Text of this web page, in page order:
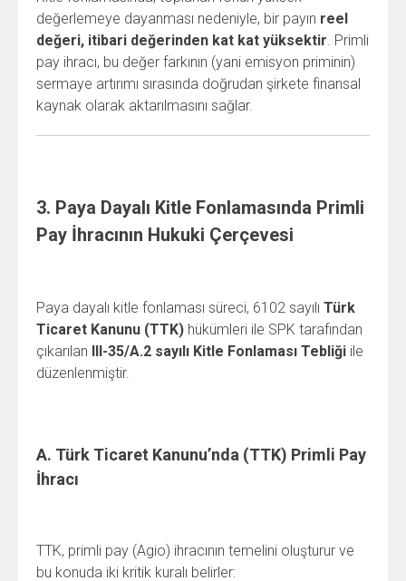
değerlemeye dayanması nedeniyle, bir payın reel
değeri, itibari değerinden kat kat yüksektir. Primli
pay ihracı, bu değer farkının (yani emisyon priminin)
sermaye artırımı sırasında doğrudan şirkete finansal
kaynak olarak aktarılmasını sağlar.
3. Paya Dayalı Kitle Fonlamasında Primli
Pay İhracının Hukuki Çerçevesi
Paya dayalı kitle fonlaması süreci, 6102 sayılı Türk
Ticaret Kanunu (TTK) hükümleri ile SPK tarafından
çıkarılan III-35/A.2 sayılı Kitle Fonlaması Tebliği ile
düzenlenmiştir.
A. Türk Ticaret Kanunu’nda (TTK) Primli Pay
İhracı
TTK, primli pay (Agio) ihracının temelini oluşturur ve
bu konuda iki kritik kuralı belirler: